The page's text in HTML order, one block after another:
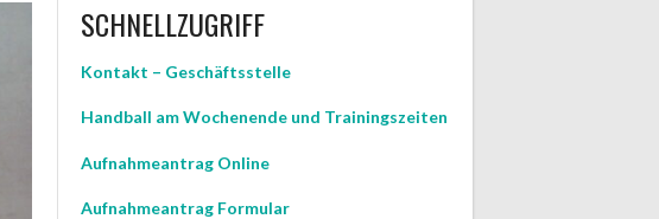
SCHNELLZUGRIFF
Kontakt – Geschäftsstelle
Handball am Wochenende und Trainingszeiten
Aufnahmeantrag Online
Aufnahmeantrag Formular